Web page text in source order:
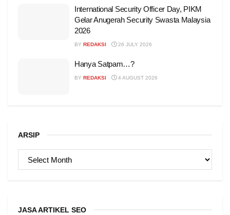
International Security Officer Day, PIKM
Gelar Anugerah Security Swasta Malaysia
2026
BY REDAKSI 26 JULY 2026
Hanya Satpam…?
BY REDAKSI 4 AUGUST 2026
ARSIP
ARSIP
JASA ARTIKEL SEO